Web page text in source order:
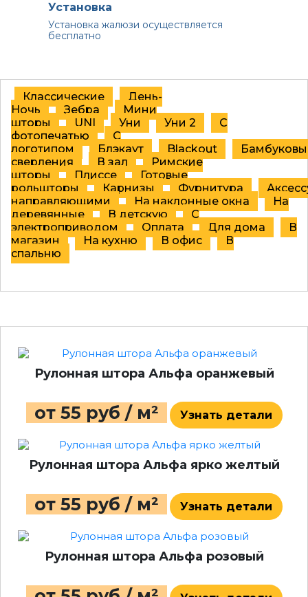
Установка
Установка жалюзи осуществляется
бесплатно
Классические
День-
Ночь
Зебра
Мини
шторы
UNI Уни Уни 2
С
фотопечатью
C
логотипом
Блэкаут Blackout
сверления
В зал
Римские
шторы
Плиссе
Готовые
рольшторы
Карнизы Фурнитура
направляющими
На наклонные окна
На
деревянные
В детскую
С
электроприводом
Оплата Для дома
В
магазин
На кухню В офис
В
спальню
Рулонная штора Альфа оранжевый
от 55 руб / м² Узнать детали
Рулонная штора Альфа ярко желтый
от 55 руб / м² Узнать детали
Рулонная штора Альфа розовый